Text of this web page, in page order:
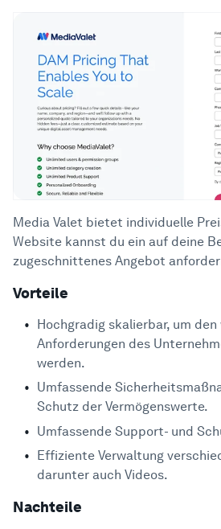
Media Valet bietet individuelle
Website kannst du ein auf deine
zugeschnittenes Angebot
Vorteile
Hochgradig skalierbar, um den
Anforderungen des
werden.
Umfassende
Schutz der Vermögenswerte.
Umfassende Support- und
Effiziente Verwaltung
darunter auch Videos.
Nachteile